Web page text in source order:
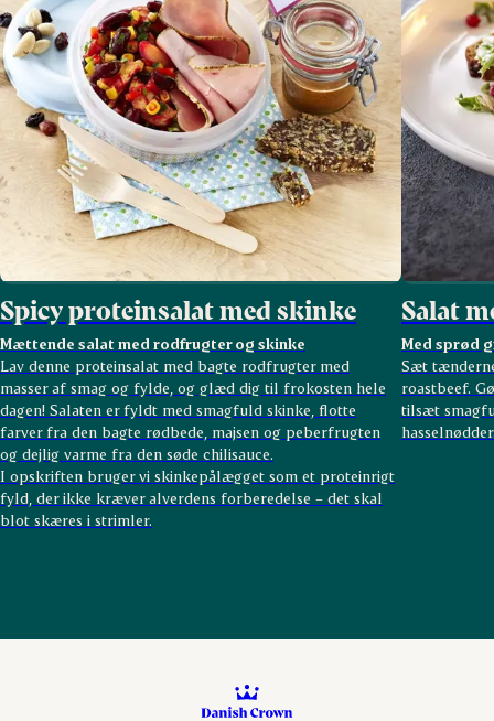
Spicy proteinsalat med skinke
Mættende salat med rodfrugter og skinke
Lav denne proteinsalat med bagte rodfrugter med
masser af smag og fylde, og glæd dig til frokosten hele
dagen! Salaten er fyldt med smagfuld skinke, flotte
farver fra den bagte rødbede, majsen og peberfrugten
og dejlig varme fra den søde chilisauce.
I opskriften bruger vi skinkepålægget som et proteinrigt
fyld, der ikke kræver alverdens forberedelse – det skal
blot skæres i strimler.
Salat
Med sprød
Sæt
roastbeef.
tilsæt